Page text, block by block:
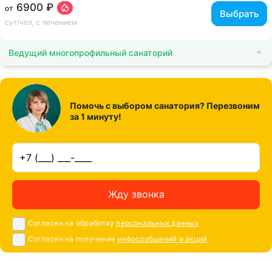
от 6900 ₽
сут/чел, с лечением
Выбрать
Ведущий многопрофильный санаторий
Помочь с выбором санатория? Перезвоним
за 1 минуту!
Жду звонка
Согласен на обработку персональных данных
Согласен на получение инфосообщений и акций